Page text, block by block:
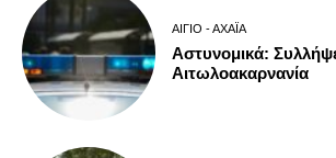
ΑΊΓΙΟ - ΑΧΑΪ́Α
Αστυνομικά:
Αιτωλοακαρνανία